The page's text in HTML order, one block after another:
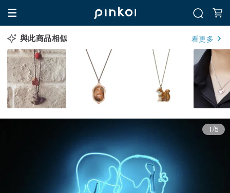
與此商品相似 看更多
1/5